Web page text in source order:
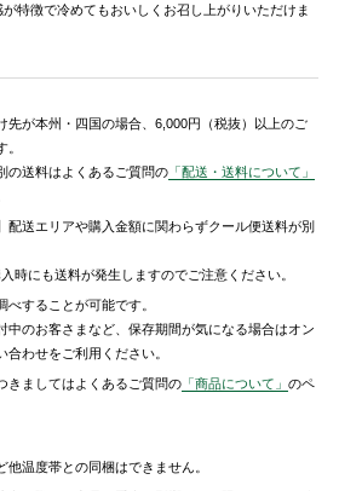
特徴で冷めてもおいしくお召し上がりいただけま
先が本州・四国の場合、6,000円（税抜）以上のご
の送料はよくあるご質問の 「配送・送料について」
配送エリアや購入金額に関わらずクール便送料が別
時にも送料が発生しますのでご注意ください。
べすることが可能です。
中のお客さまなど、保存期間が気になる場合はオン
わせをご利用ください。
きましてはよくあるご質問の 「商品について」のペ
温度帯との同梱はできません。